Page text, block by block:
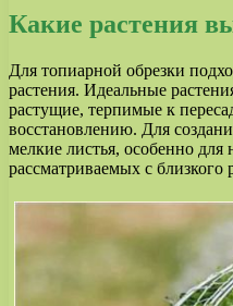
Какие растения
Для топиарной обрезки
растения. Идеальные
растущие, терпимые к
восстановлению. Для
мелкие листья, особенно
рассматриваемых с близкого